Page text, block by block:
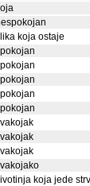
koja ostaje
koja jede